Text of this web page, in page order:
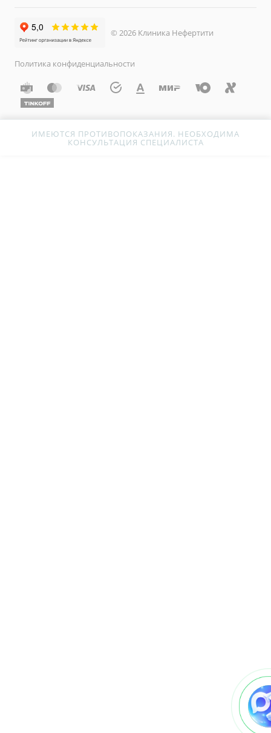
© 2026 Клиника Нефертити
Политика конфиденциальности
ИМЕЮТСЯ ПРОТИВОПОКАЗАНИЯ. НЕОБХОДИМА
КОНСУЛЬТАЦИЯ СПЕЦИАЛИСТА